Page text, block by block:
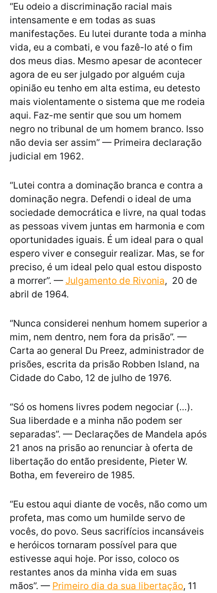
“Eu odeio a discriminação racial mais
intensamente e em todas as suas
manifestações. Eu lutei durante toda a minha
vida, eu a combati, e vou fazê-lo até o fim
dos meus dias. Mesmo apesar de acontecer
agora de eu ser julgado por alguém cuja
opinião eu tenho em alta estima, eu detesto
mais violentamente o sistema que me rodeia
aqui. Faz-me sentir que sou um homem
negro no tribunal de um homem branco. Isso
não devia ser assim” — Primeira declaração
judicial em 1962.
“Lutei contra a dominação branca e contra a
dominação negra. Defendi o ideal de uma
sociedade democrática e livre, na qual todas
as pessoas vivem juntas em harmonia e com
oportunidades iguais. É um ideal para o qual
espero viver e conseguir realizar. Mas, se for
preciso, é um ideal pelo qual estou disposto
a morrer”. — Julgamento de Rivonia, 20 de
abril de 1964.
“Nunca considerei nenhum homem superior a
mim, nem dentro, nem fora da prisão”. —
Carta ao general Du Preez, administrador de
prisões, escrita da prisão Robben Island, na
Cidade do Cabo, 12 de julho de 1976.
“Só os homens livres podem negociar (…).
Sua liberdade e a minha não podem ser
separadas”. — Declarações de Mandela após
21 anos na prisão ao renunciar à oferta de
libertação do então presidente, Pieter W.
Botha, em fevereiro de 1985.
“Eu estou aqui diante de vocês, não como um
profeta, mas como um humilde servo de
vocês, do povo. Seus sacrifícios incansáveis
e heróicos tornaram possível para que
estivesse aqui hoje. Por isso, coloco os
restantes anos da minha vida em suas
mãos”. — Primeiro dia da sua libertação, 11